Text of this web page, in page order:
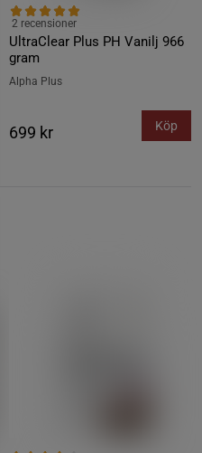
UltraClear Plus PH Vanilj 966
gram
2 recensioner
Alpha Plus
699 kr Köp